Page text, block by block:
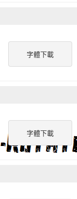
字體下載
字體下載